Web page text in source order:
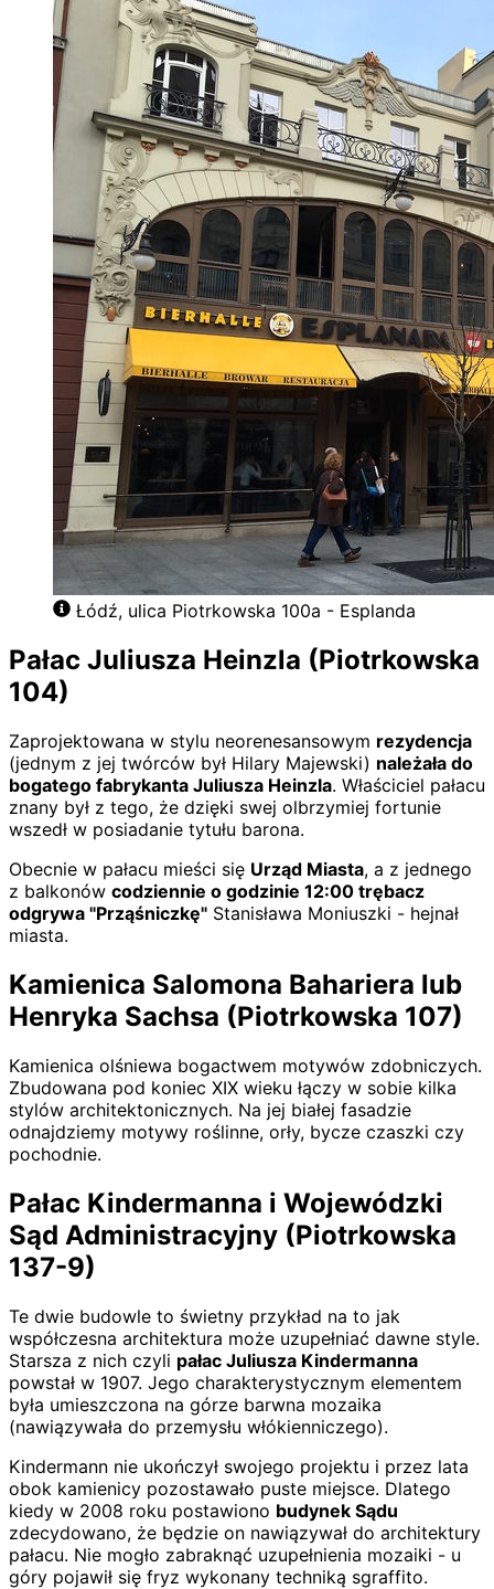
Łódź, ulica Piotrkowska 100a - Esplanda
Pałac Juliusza Heinzla (Piotrkowska
104)
Zaprojektowana w stylu neorenesansowym rezydencja
(jednym z jej twórców był Hilary Majewski) należała do
bogatego fabrykanta Juliusza Heinzla. Właściciel pałacu
znany był z tego, że dzięki swej olbrzymiej fortunie
wszedł w posiadanie tytułu barona.
Obecnie w pałacu mieści się Urząd Miasta, a z jednego
z balkonów codziennie o godzinie 12:00 trębacz
odgrywa "Prząśniczkę" Stanisława Moniuszki - hejnał
miasta.
Kamienica Salomona Bahariera lub
Henryka Sachsa (Piotrkowska 107)
Kamienica olśniewa bogactwem motywów zdobniczych.
Zbudowana pod koniec XIX wieku łączy w sobie kilka
stylów architektonicznych. Na jej białej fasadzie
odnajdziemy motywy roślinne, orły, bycze czaszki czy
pochodnie.
Pałac Kindermanna i Wojewódzki
Sąd Administracyjny (Piotrkowska
137-9)
Te dwie budowle to świetny przykład na to jak
współczesna architektura może uzupełniać dawne style.
Starsza z nich czyli pałac Juliusza Kindermanna
powstał w 1907. Jego charakterystycznym elementem
była umieszczona na górze barwna mozaika
(nawiązywała do przemysłu włókienniczego).
Kindermann nie ukończył swojego projektu i przez lata
obok kamienicy pozostawało puste miejsce. Dlatego
kiedy w 2008 roku postawiono budynek Sądu
zdecydowano, że będzie on nawiązywał do architektury
pałacu. Nie mogło zabraknąć uzupełnienia mozaiki - u
góry pojawił się fryz wykonany techniką sgraffito.